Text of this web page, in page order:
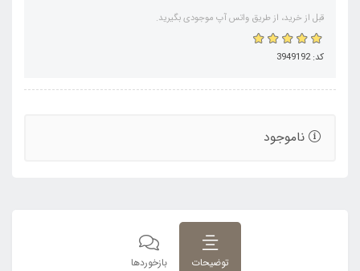
قبل از خرید، از طریق واتس آپ موجودی بگیرید.
کد: 3949192
ناموجود
توضیحات بازخوردها